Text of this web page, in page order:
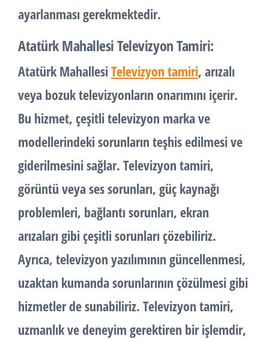
ayarlanması gerekmektedir.
Atatürk Mahallesi Televizyon Tamiri:
Atatürk MahallesiTelevizyon tamiri, arızalı
veya bozuk televizyonların onarımını içerir.
Bu hizmet, çeşitli televizyon marka ve
modellerindeki sorunların teşhis edilmesi ve
giderilmesini sağlar. Televizyon tamiri,
görüntü veya ses sorunları, güç kaynağı
problemleri, bağlantı sorunları, ekran
arızaları gibi çeşitli sorunları çözebiliriz.
Ayrıca, televizyon yazılımının güncellenmesi,
uzaktan kumanda sorunlarının çözülmesi gibi
hizmetler de sunabiliriz. Televizyon tamiri,
uzmanlık ve deneyim gerektiren bir işlemdir,